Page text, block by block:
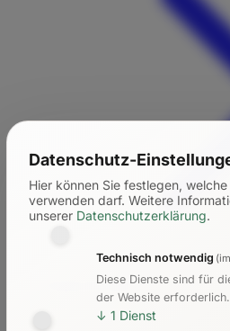
Kosten & Preise
Datenschutz-
Hier können Sie festlegen,
verwenden darf. Weitere
unserer Datenschutzerklärung.
Technisch notwendig
Diese Dienste sind für
der Website erforderlich.
↓ 1 Dienst